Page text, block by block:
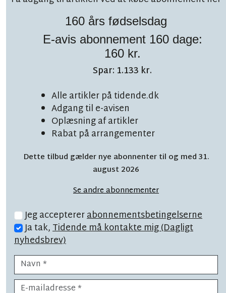
160 års fødselsdag
E-avis abonnement 160 dage:
160 kr.
Spar: 1.133 kr.
Alle artikler på tidende.dk
Adgang til e-avisen
Oplæsning af artikler
Rabat på arrangementer
Dette tilbud gælder nye abonnenter til og med 31.
august 2026
Se andre abonnementer
Jeg acceptererabonnementsbetingelserne
Ja tak,Tidende må kontakte mig (Dagligt
nyhedsbrev)
TOPNYHEDLÆSETID 7 MIN.
Der var krise: Sådan
vendte Rikke bøtten på
hospitalet
LÆSETID 4 MIN.